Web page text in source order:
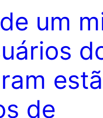
um
de